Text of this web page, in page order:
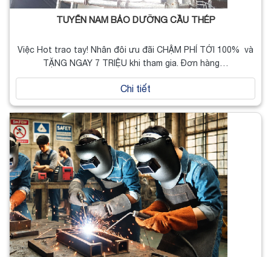
TUYỂN NAM BẢO DƯỠNG CẦU THÉP
Việc Hot trao tay! Nhân đôi ưu đãi CHẬM PHÍ TỚI 100% và
TẶNG NGAY 7 TRIỆU khi tham gia. Đơn hàng…
Chi tiết